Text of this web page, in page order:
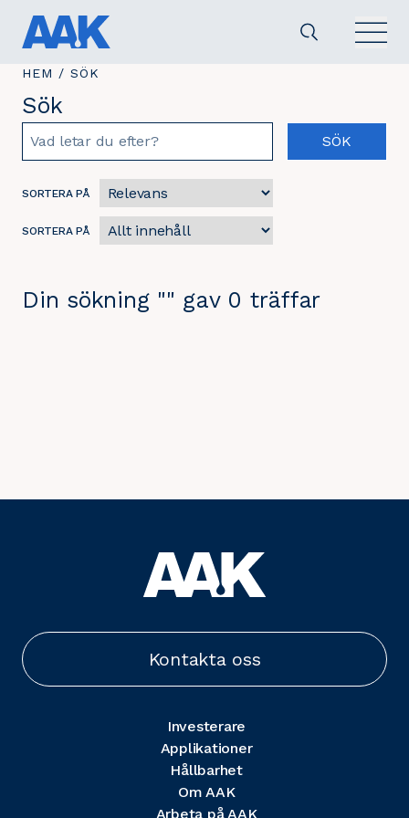
DU
HÄR:
HEM / DU
SÖK
Sök
Sök
SORTERA PÅ
SORTERA PÅ
SÖK
Din sökning "" gav 0 träffar
Kontakta oss
Investerare
Applikationer
Hållbarhet
Om AAK
Arbeta på AAK